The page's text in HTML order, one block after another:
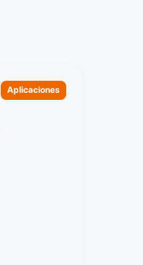
Categorias
Aplicaciones